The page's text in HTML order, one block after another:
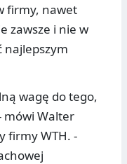
firmy, nawet
zawsze i nie w
najlepszym
wagę do tego,
mówi Walter
firmy WTH. -